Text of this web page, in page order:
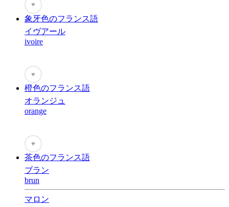
♥
象牙色のフランス語
イヴアール
ivoire
♥
橙色のフランス語
オランジュ
orange
♥
茶色のフランス語
ブラン
brun
マロン